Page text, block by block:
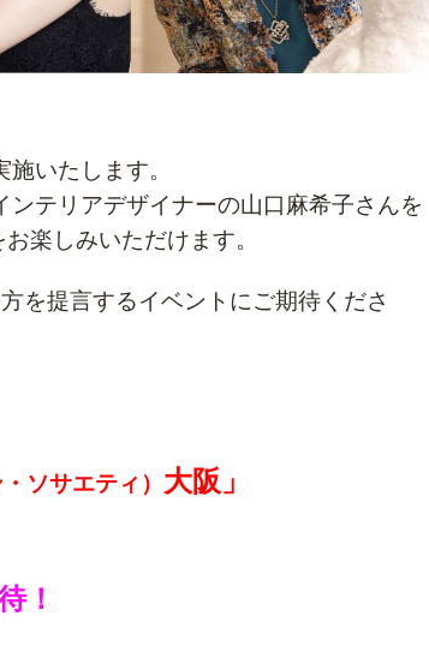
いたします。
テリアデザイナーの山口麻希子さんを
楽しみいただけます。
を提言するイベントにご期待くださ
ソサエティ） 大阪」
！